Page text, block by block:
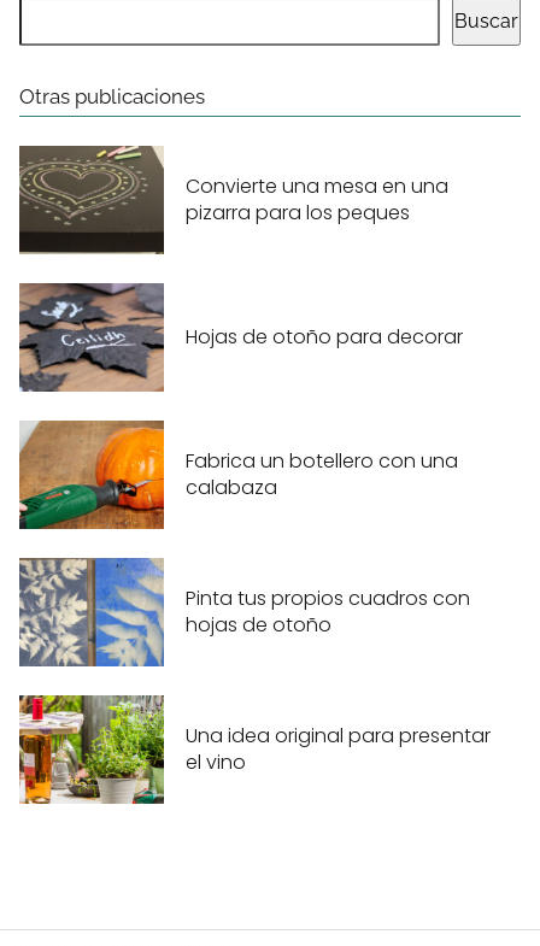
Buscar
Otras publicaciones
Convierte una mesa en una
pizarra para los peques
Hojas de otoño para decorar
Fabrica un botellero con una
calabaza
Pinta tus propios cuadros con
hojas de otoño
Una idea original para presentar
el vino